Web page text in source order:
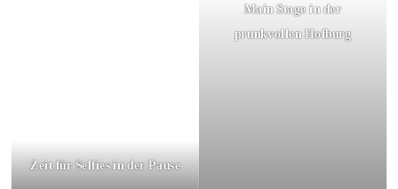
Zeit für Selfies in der Pause
Main Stage in der
prunkvollen Hofburg